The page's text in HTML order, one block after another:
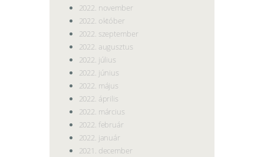
2022. november
2022. október
2022. szeptember
2022. augusztus
2022. július
2022. június
2022. május
2022. április
2022. március
2022. február
2022. január
2021. december